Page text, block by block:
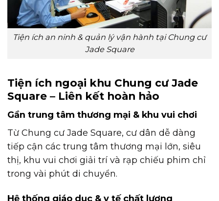
Tiện ích an ninh & quản lý vận hành tại Chung cư
Jade Square
Tiện ích ngoại khu Chung cư Jade
Square – Liên kết hoàn hảo
Gần trung tâm thương mại & khu vui chơi
Từ Chung cư Jade Square, cư dân dễ dàng
tiếp cận các trung tâm thương mại lớn, siêu
thị, khu vui chơi giải trí và rạp chiếu phim chỉ
trong vài phút di chuyển.
Hệ thống giáo dục & y tế chất lượng